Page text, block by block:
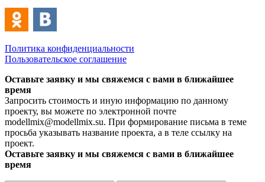
Политика конфиденциальности
Пользовательское соглашение
Оставьте заявку и мы свяжемся с вами в ближайшее
время
Запросить стоимость и иную информацию по данному
проекту, вы можете по электронной почте
modellmix@modellmix.su. При формирование письма в теме
просьба указывать название проекта, а в теле ссылку на
проект.
Оставьте заявку и мы свяжемся с вами в ближайшее
время